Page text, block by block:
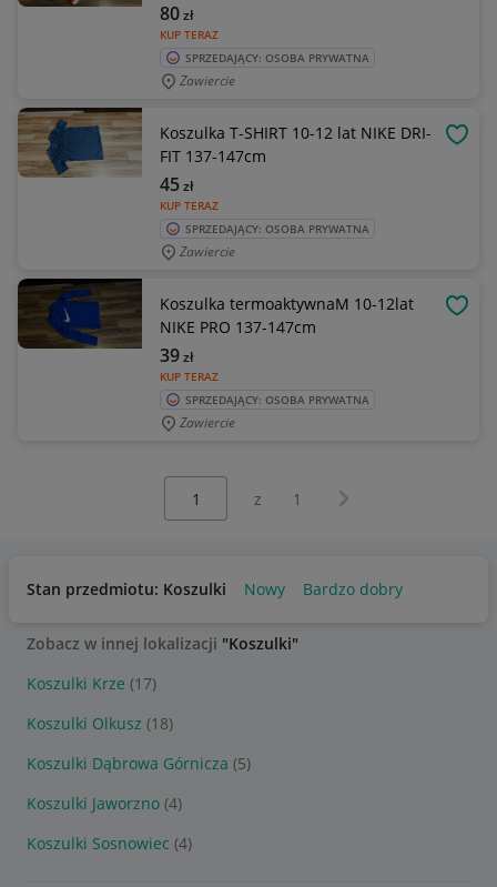
KUP TERAZ
80zł
SPRZEDAJĄCY: OSOBA PRYWATNA
Zawiercie
Koszulka T-SHIRT 10-12 lat NIKE DRI-
FIT 137-147cm
KUP TERAZ
45zł
SPRZEDAJĄCY: OSOBA PRYWATNA
Zawiercie
Koszulka termoaktywnaM 10-12lat
NIKE PRO 137-147cm
KUP TERAZ
39zł
SPRZEDAJĄCY: OSOBA PRYWATNA
Zawiercie
z 1 Następna strona
Stan przedmiotu: Koszulki Nowy Bardzo dobry
Zobacz w innej lokalizacji "Koszulki"
Koszulki Krze (17)
Koszulki Olkusz (18)
Koszulki Dąbrowa Górnicza (5)
Koszulki Jaworzno (4)
Koszulki Sosnowiec (4)